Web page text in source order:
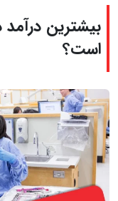
بیشترین درآمد
است؟